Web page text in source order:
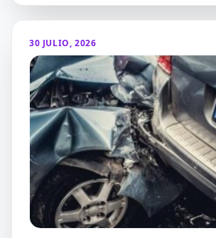
30 JULIO, 2026